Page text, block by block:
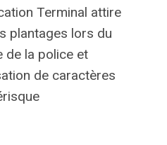
Terminal attire
plantages lors du
de la police et
de caractères